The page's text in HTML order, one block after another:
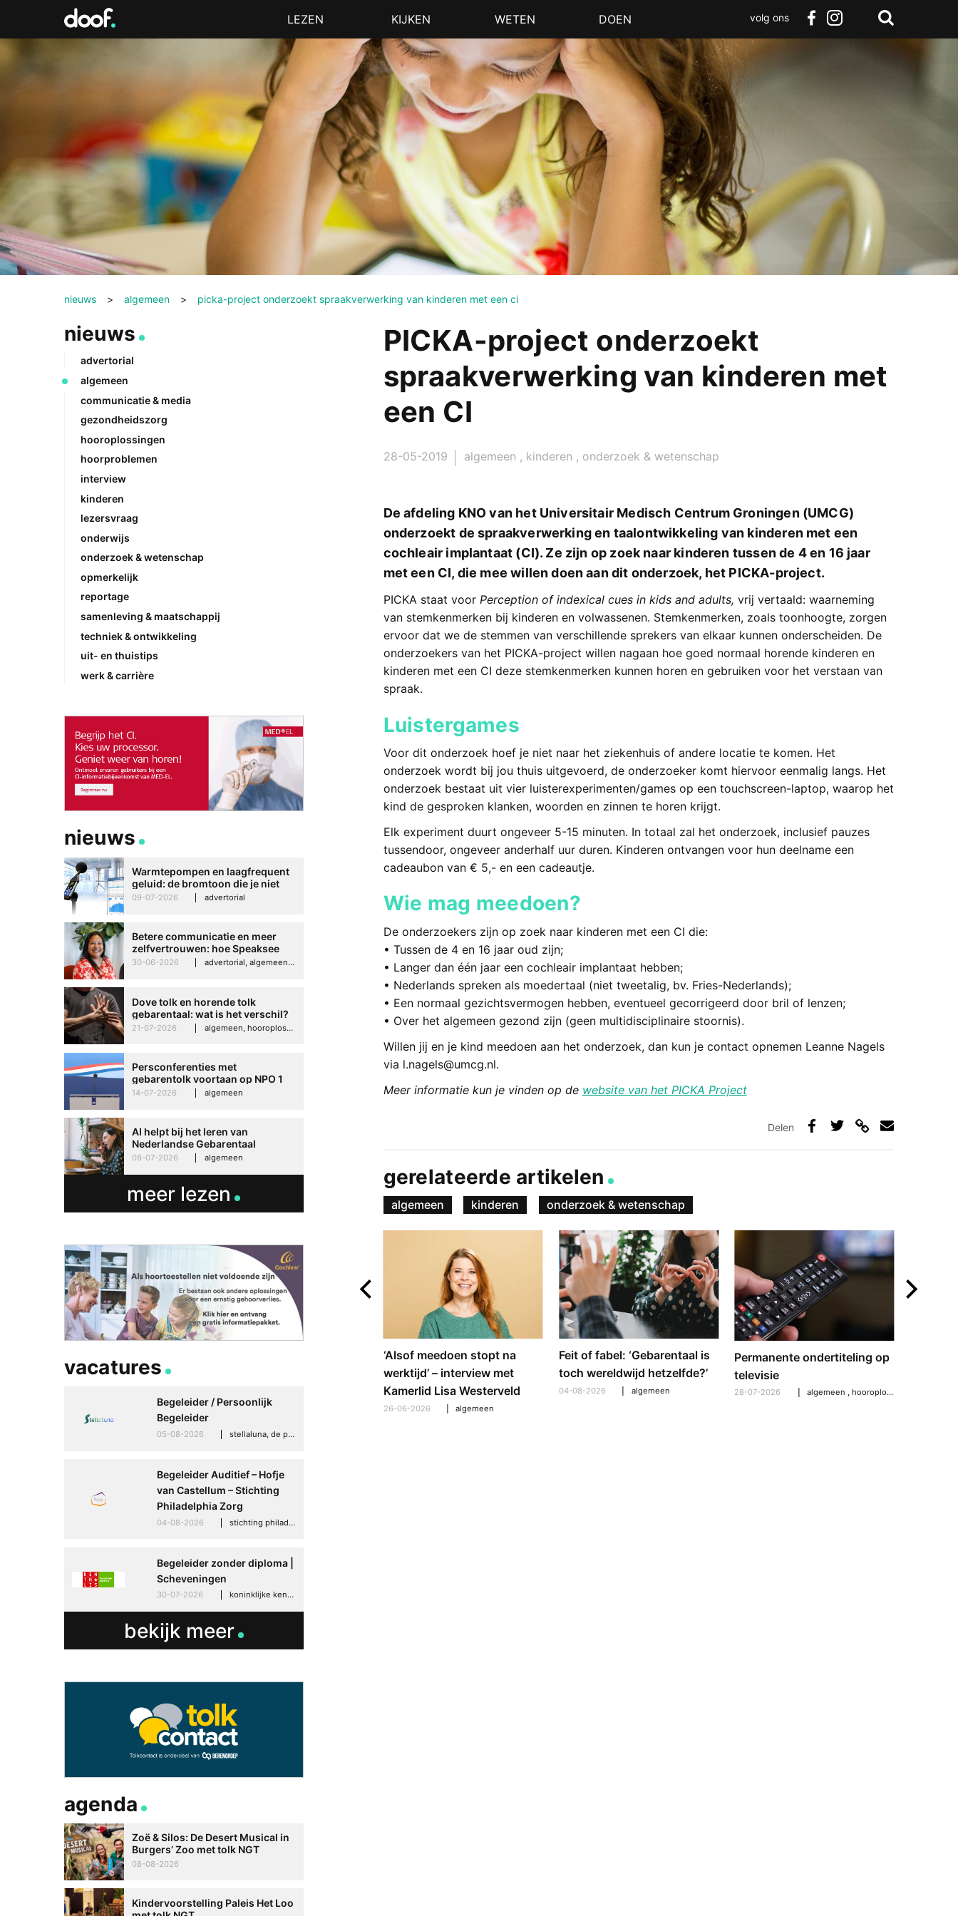
MenuLEZEN KIJKEN WETEN DOEN
volg ons
nieuws > algemeen > picka-project onderzoekt spraakverwerking van kinderen met een ci
PICKA-project onderzoekt
spraakverwerking van kinderen met
een CI
28-05-2019 algemeen , kinderen , onderzoek & wetenschap
De afdeling KNO van het Universitair Medisch Centrum Groningen (UMCG)
onderzoekt de spraakverwerking en taalontwikkeling van kinderen met een
cochleair implantaat (CI). Ze zijn op zoek naar kinderen tussen de 4 en 16 jaar
met een CI, die mee willen doen aan dit onderzoek, het PICKA-project.
PICKA staat voor Perception of indexical cues in kids and adults, vrij vertaald: waarneming
van stemkenmerken bij kinderen en volwassenen. Stemkenmerken, zoals toonhoogte, zorgen
ervoor dat we de stemmen van verschillende sprekers van elkaar kunnen onderscheiden. De
onderzoekers van het PICKA-project willen nagaan hoe goed normaal horende kinderen en
kinderen met een CI deze stemkenmerken kunnen horen en gebruiken voor het verstaan van
spraak.
Luistergames
Voor dit onderzoek hoef je niet naar het ziekenhuis of andere locatie te komen. Het
onderzoek wordt bij jou thuis uitgevoerd, de onderzoeker komt hiervoor eenmalig langs. Het
onderzoek bestaat uit vier luisterexperimenten/games op een touchscreen-laptop, waarop het
kind de gesproken klanken, woorden en zinnen te horen krijgt.
Elk experiment duurt ongeveer 5-15 minuten. In totaal zal het onderzoek, inclusief pauzes
tussendoor, ongeveer anderhalf uur duren. Kinderen ontvangen voor hun deelname een
cadeaubon van € 5,- en een cadeautje.
Wie mag meedoen?
De onderzoekers zijn op zoek naar kinderen met een CI die:
• Tussen de 4 en 16 jaar oud zijn;
• Langer dan één jaar een cochleair implantaat hebben;
• Nederlands spreken als moedertaal (niet tweetalig, bv. Fries-Nederlands);
• Een normaal gezichtsvermogen hebben, eventueel gecorrigeerd door bril of lenzen;
• Over het algemeen gezond zijn (geen multidisciplinaire stoornis).
Willen jij en je kind meedoen aan het onderzoek, dan kun je contact opnemen Leanne Nagels
via l.nagels@umcg.nl.
Meer informatie kun je vinden op de website van het PICKA Project
Delen
gerelateerde artikelen
algemeen kinderen onderzoek & wetenschap
Feit of fabel: ‘Gebarentaal is
toch wereldwijd hetzelfde?’
04-08-2026 algemeen
Permanente ondertiteling op
televisie
28-07-2026 algemeen ,hooroplossingen
groeien in haar werk
‘Alsof meedoen stopt na
werktijd’ – interview met
Kamerlid Lisa Westerveld
26-06-2026 algemeen
nieuws
advertorial
algemeen
communicatie & media
gezondheidszorg
hooroplossingen
hoorproblemen
interview
kinderen
lezersvraag
onderwijs
onderzoek & wetenschap
opmerkelijk
reportage
samenleving & maatschappij
techniek & ontwikkeling
uit- en thuistips
werk & carrière
nieuws
Warmtepompen en laagfrequent
geluid: de bromtoon die je niet
kunt negeren
09-07-2026 advertorial
Betere communicatie en meer
zelfvertrouwen: hoe Speaksee
Imelda helpt om te groeien in
30-06-2026 advertorial, algemeen, hooroplossingen, interview
Dove tolk en horende tolk
gebarentaal: wat is het verschil?
21-07-2026 algemeen, hooroplossingen, hoorproblemen, samenleving & maatschappij
Persconferenties met
gebarentolk voortaan op NPO 1
Extra
14-07-2026 algemeen
AI helpt bij het leren van
Nederlandse Gebarentaal
08-07-2026 algemeen
meer lezen
vacatures
Begeleider / Persoonlijk
Begeleider
05-08-2026 stellaluna, de punt (drenthe)
Begeleider Auditief – Hofje
van Castellum – Stichting
Philadelphia Zorg
04-08-2026 stichting philadelphia zorg, den haag
Begeleider zonder diploma |
Scheveningen
30-07-2026 koninklijke kentalis, scheveningen
bekijk meer
agenda
Zoë & Silos: De Desert Musical in
Burgers’ Zoo met tolk NGT
08-08-2026
Kindervoorstelling Paleis Het Loo
Doof.nl
Zoeken
Terug